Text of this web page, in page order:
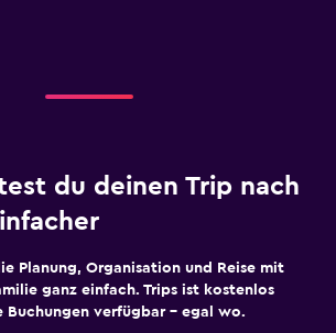
du deinen Trip nach
Planung, Organisation und Reise mit
ganz einfach. Trips ist kostenlos
Buchungen verfügbar – egal wo.